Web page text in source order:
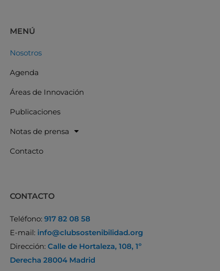
MENÚ
Nosotros
Agenda
Áreas de Innovación
Publicaciones
Notas de prensa
Contacto
CONTACTO
Teléfono: 917 82 08 58
E-mail: info@clubsostenibilidad.org
Dirección: Calle de Hortaleza, 108, 1º
Derecha 28004 Madrid